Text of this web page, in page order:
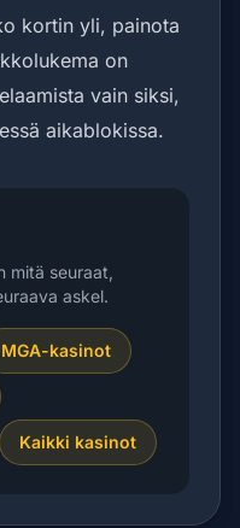
kortin yli, painota
on
vain siksi,
aikablokissa.
mitä seuraat,
askel.
MGA-kasinot
Kaikki kasinot